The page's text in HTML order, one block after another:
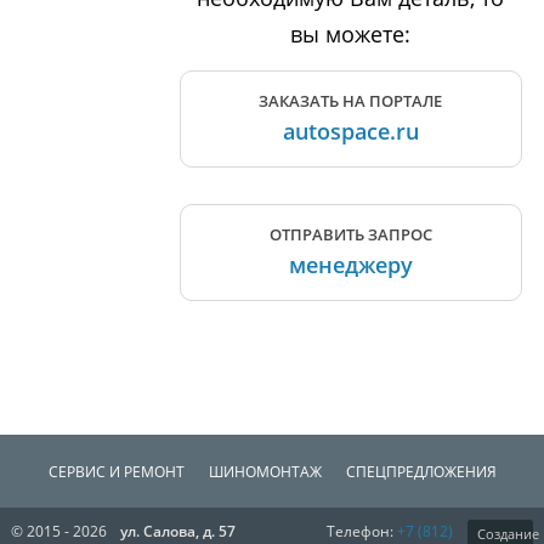
вы можете:
ЗАКАЗАТЬ НА ПОРТАЛЕ
autospace.ru
ОТПРАВИТЬ ЗАПРОС
менеджеру
СЕРВИС И РЕМОНТ ШИНОМОНТАЖ СПЕЦПРЕДЛОЖЕНИЯ
© 2015 - 2026 ул. Салова, д. 57 Телефон:+7 (812) Создание